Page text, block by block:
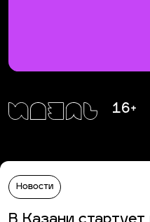
16+
Новости